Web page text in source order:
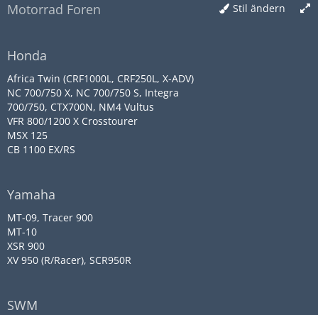
Stil ändern
Motorrad Foren
Honda
Africa Twin (CRF1000L, CRF250L, X-ADV)
NC 700/750 X, NC 700/750 S, Integra
700/750, CTX700N, NM4 Vultus
VFR 800/1200 X Crosstourer
MSX 125
CB 1100 EX/RS
Yamaha
MT-09, Tracer 900
MT-10
XSR 900
XV 950 (R/Racer), SCR950R
SWM